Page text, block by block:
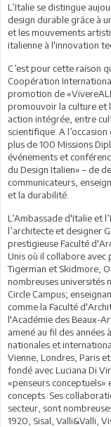
L’Italie se distingue
design durable grâce à
et les mouvements
italienne à l'innovation
C’est pour cette raison
Coopération
promotion de
promouvoir la culture et
action intégrée, entre
scientifique. A
plus de 100 Missions
événements et
du Design Italien» – de
communicateurs,
et la durabilité.
L’Ambassade d'Italie et
l’architecte et designer
prestigieuse Faculté
Unis où il collabore
Tigerman et Skidmore,
nombreuses universités
Circle Campus;
comme la Faculté
l'Académie des Beaux-
amené au fil des années
nationales et
Vienne, Londres, Paris
fondé avec Luciana Di
«penseurs
concepts. Ses
secteur, sont
1920, Sisal, Valli&Valli,